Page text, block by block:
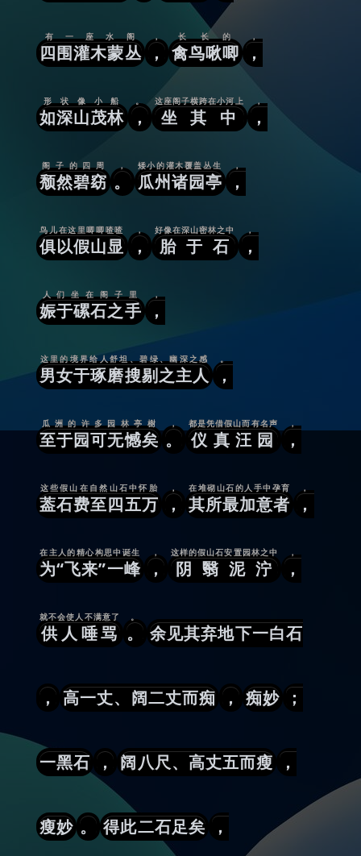
四围灌木蒙丛
有一座水阁
，
，
禽鸟啾唧
长长的
，
，
如深山茂林
形状像小船
，
。
坐其中
这座阁子横跨在小河上
，
，
颓然碧窈
阁子的四周
。
，
瓜州诸园亭
矮小的灌木覆盖丛生
，
，
俱以假山显
鸟儿在这里唧唧喳喳
，
，
胎于石
好像在深山密林之中
，
，
娠于磥石之手
人们坐在阁子里
，
，
男女于琢磨搜剔之主人
这里的境界给人舒坦、碧绿、幽深之感
，
。
至于园可无憾矣
瓜洲的许多园林亭榭
。
，
仪真汪园
都是凭借假山而有名声
，
，
葢石费至四五万
这些假山在自然山石中怀胎
，
，
其所最加意者
在堆砌山石的人手中孕育
，
，
为“飞来”一峰
在主人的精心构思中诞生
，
，
阴翳泥泞
这样的假山石安置园林之中
，
，
供人唾骂
就不会使人不满意了
。
。
余见其弃地下一白石
， 高一丈、阔二丈而痴 ， 痴妙 ；
一黑石 ， 阔八尺、高丈五而瘦 ，
瘦妙 。 得此二石足矣 ，